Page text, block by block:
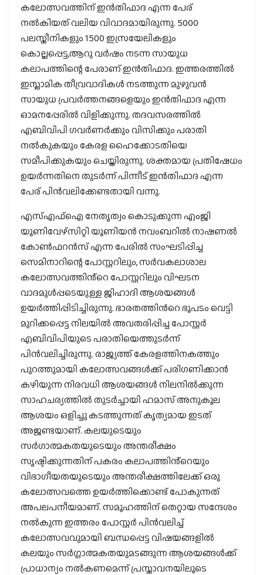
കലോത്സവത്തിന് ഇൻതിഫാദ എന്ന പേര്
നൽകിയത് വലിയ വിവാദമായിരുന്നു. 5000
പലസ്തീനികളും 1500 ഇസ്രയേലികളും
കൊല്ലപ്പെട്ട,ആറു വർഷം നടന്ന സായുധ
കലാപത്തിന്റെ പേരാണ് ഇൻതിഫാദ. ഇത്തരത്തിൽ
ഇസ്ലാമിക തീവ്രവാദികൾ നടത്തുന്ന മുഴുവൻ
സായുധ പ്രവർത്തനങ്ങളെയും ഇൻതിഫാദ എന്ന
ഓമനപ്പേരിൽ വിളിക്കുന്നു. തദവസരത്തിൽ
എബിവിപി ഗവർണർക്കും വിസിക്കും പരാതി
നൽകുകയും കേരള ഹൈക്കോടതിയെ
സമീപിക്കുകയും ചെയ്തിരുന്നു. ശക്തമായ പ്രതിഷേധം
ഉയർന്നതിനെ തുടർന്ന് പിന്നീട് ഇൻതിഫാദ എന്ന
പേര് പിൻവലിക്കേണ്ടതായി വന്നു.
എസ്എഫ്ഐ നേതൃത്വം കൊടുക്കുന്ന എംജി
യൂണിവേഴ്സിറ്റി യൂണിയൻ നവംബറിൽ നാഷണൽ
കോൺഫറൻസ് എന്ന പേരിൽ സംഘടിപ്പിച്ച
സെമിനാറിന്റെ പോസ്റ്ററിലും, സർവകലാശാല
കലോത്സവത്തിൻ്റെ പോസ്റ്ററിലും വിഘടന
വാദമുൾപ്പടെയുള്ള ജിഹാദി ആശയങ്ങൾ
ഉയർത്തിപ്പിടിച്ചിരുന്നു. ഭാരതത്തിൻറെ ഭൂപടം വെട്ടി
മുറിക്കപ്പെട്ട നിലയിൽ അവതരിപ്പിച്ച പോസ്റ്റർ
എബിവിപിയുടെ പരാതിയെത്തുടർന്ന്
പിൻവലിച്ചിരുന്നു. രാജ്യത്ത് കേരളത്തിനകത്തും
പുറത്തുമായി കലോത്സവങ്ങൾക്ക് പരിഗണിക്കാൻ
കഴിയുന്ന നിരവധി ആശയങ്ങൾ നിലനിൽക്കുന്ന
സാഹചര്യത്തിൽ തുടർച്ചായി ഹമാസ് അനുകൂല
ആശയം ഒളിച്ചു കടത്തുന്നത് കൃത്യമായ ഇടത്
അജണ്ടയാണ്. കലയുടെയും
സർഗാത്മകതയുടെയും അന്തരീക്ഷം
സൃഷ്ടിക്കുന്നതിന് പകരം കലാപത്തിൻ്റെയും
വിഭാഗീയതയുടെയും അന്തരീക്ഷത്തിലേക്ക് ഒരു
കലോത്സവത്തെ ഉയർത്തിക്കൊണ്ട് പോകുന്നത്
അപലപനീയമാണ്. സമൂഹത്തിന് തെറ്റായ സന്ദേശം
നൽകുന്ന ഇത്തരം പോസ്റ്റർ പിൻവലിച്ച്
കലോത്സവവുമായി ബന്ധപ്പെട്ട വിഷയങ്ങളിൽ
കലയും സർഗ്ഗാത്മകതയുമടങ്ങുന്ന ആശയങ്ങൾക്ക്
പ്രാധാന്യം നൽകണമെന്ന് പ്രസ്താവനയിലൂടെ